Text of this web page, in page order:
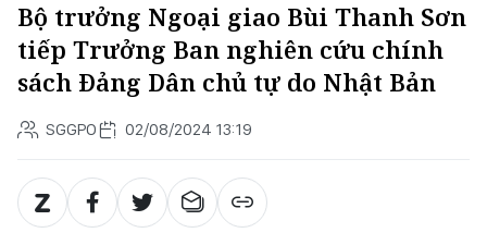
Bộ trưởng Ngoại giao Bùi Thanh Sơn
tiếp Trưởng Ban nghiên cứu chính
sách Đảng Dân chủ tự do Nhật Bản
SGGPO 02/08/2024 13:19